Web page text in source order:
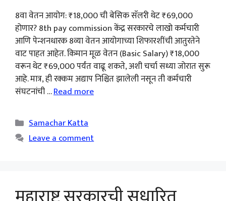
8वा वेतन आयोग: ₹18,000 ची बेसिक सॅलरी थेट ₹69,000
होणार? 8th pay commission केंद्र सरकारचे लाखो कर्मचारी
आणि पेन्शनधारक 8व्या वेतन आयोगाच्या शिफारशींची आतुरतेने
वाट पाहत आहेत. किमान मूळ वेतन (Basic Salary) ₹18,000
वरून थेट ₹69,000 पर्यंत वाढू शकते, अशी चर्चा सध्या जोरात सुरू
आहे. मात्र, ही रक्कम अद्याप निश्चित झालेली नसून ती कर्मचारी
संघटनांची …Read more
Categories
Samachar Katta
Leave a comment